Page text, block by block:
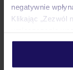
negatywnie
Klikając „Zezwól
personalizować
Szczegółowe
Pokoje